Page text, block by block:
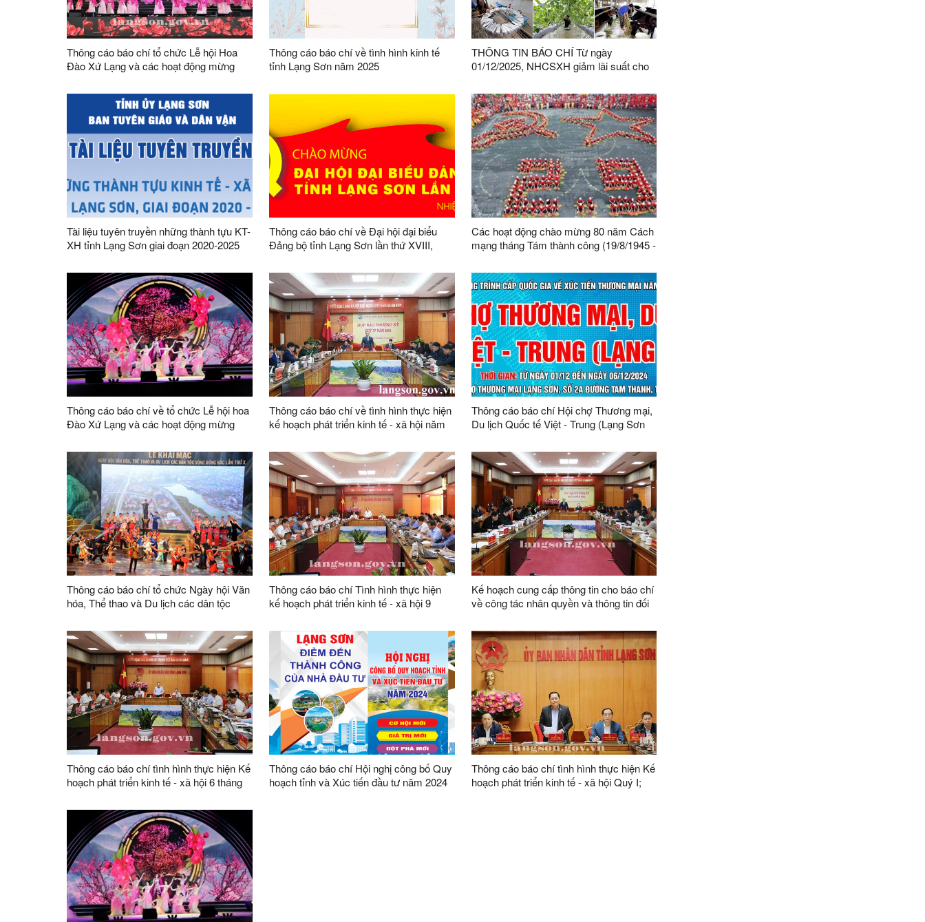
Thông cáo báo chí tổ chức Lễ hội Hoa
Đào Xứ Lạng và các hoạt động mừng
Thông cáo báo chí về tình hình kinh tế
tỉnh Lạng Sơn năm 2025
THÔNG TIN BÁO CHÍ Từ ngày
01/12/2025, NHCSXH giảm lãi suất cho
sách
Tài liệu tuyên truyền những thành tựu KT-
XH tỉnh Lạng Sơn giai đoạn 2020-2025
Thông cáo báo chí về Đại hội đại biểu
Đảng bộ tỉnh Lạng Sơn lần thứ XVIII,
Các hoạt động chào mừng 80 năm Cách
mạng tháng Tám thành công (19/8/1945 -
hòa xã hội chủ nghĩa Việt Nam
(02/9/1945 - 02/9/2025)
Thông cáo báo chí về tổ chức Lễ hội hoa
Đào Xứ Lạng và các hoạt động mừng
Thông cáo báo chí về tình hình thực hiện
kế hoạch phát triển kinh tế - xã hội năm
Thông cáo báo chí Hội chợ Thương mại,
Du lịch Quốc tế Việt - Trung (Lạng Sơn
Thông cáo báo chí tổ chức Ngày hội Văn
hóa, Thể thao và Du lịch các dân tộc
Sơn năm 2024
Thông cáo báo chí Tình hình thực hiện
kế hoạch phát triển kinh tế - xã hội 9
yếu quý IV năm 2024
Kế hoạch cung cấp thông tin cho báo chí
về công tác nhân quyền và thông tin đối
Thông cáo báo chí tình hình thực hiện Kế
hoạch phát triển kinh tế - xã hội 6 tháng
tháng cuối năm 2024
Thông cáo báo chí Hội nghị công bố Quy
hoạch tỉnh và Xúc tiến đầu tư năm 2024
Thông cáo báo chí tình hình thực hiện Kế
hoạch phát triển kinh tế - xã hội Quý I;